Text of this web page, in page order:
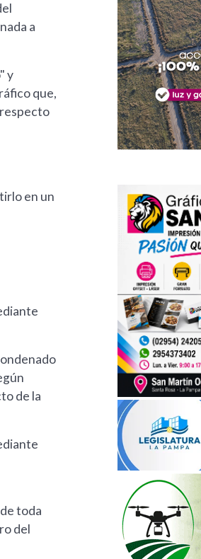
a
y
que,
en un
de la
toda
del